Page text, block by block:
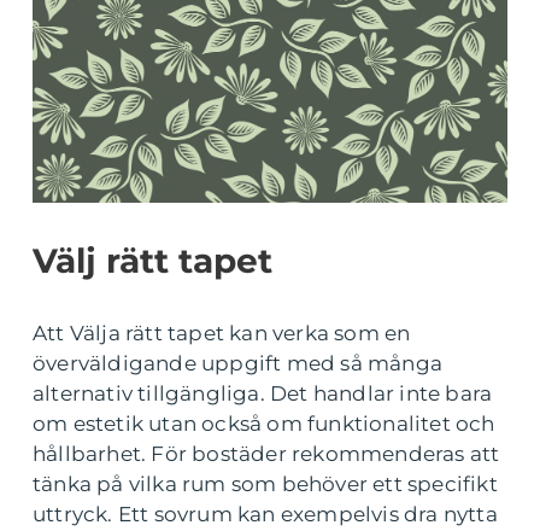
Välj rätt tapet
Att Välja rätt tapet kan verka som en
överväldigande uppgift med så många
alternativ tillgängliga. Det handlar inte bara
om estetik utan också om funktionalitet och
hållbarhet. För bostäder rekommenderas att
tänka på vilka rum som behöver ett specifikt
uttryck. Ett sovrum kan exempelvis dra nytta